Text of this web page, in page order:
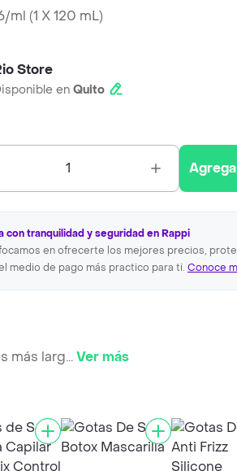
ml (1 X 120 mL)
Store
en Quito
1
con tranquilidad y seguridad en Rappi
en ofrecerte los mejores precios,
medio de pago más practico para ti. Conoce
más larg...Ver más